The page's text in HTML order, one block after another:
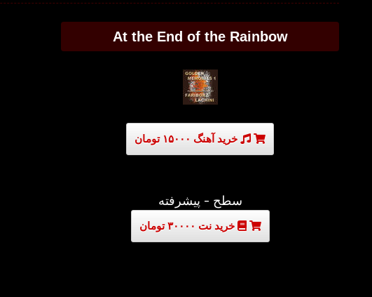
At the End of the Rainbow
خرید آهنگ ۱۵۰۰۰ تومان
سطح - پیشرفته
خرید نت ۳۰۰۰۰ تومان